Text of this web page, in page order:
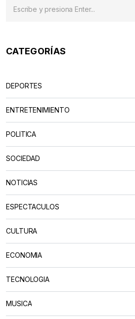
CATEGORÍAS
DEPORTES
ENTRETENIMIENTO
POLÍTICA
SOCIEDAD
NOTICIAS
ESPECTACULOS
CULTURA
ECONOMIA
TECNOLOGIA
MUSICA